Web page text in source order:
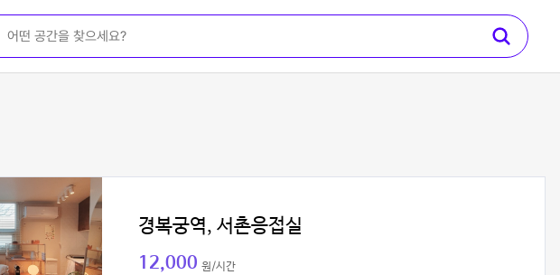
경복궁역, 서촌응접실
12,000 원/시간